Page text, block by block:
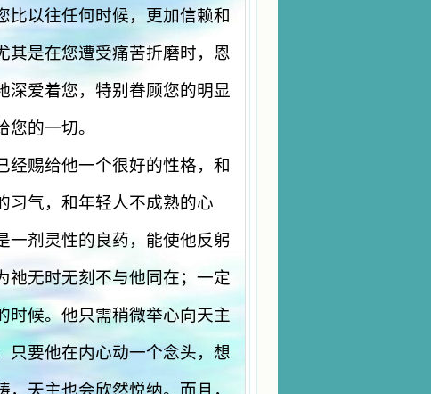
比以往任何时候，更加信赖和
其是在您遭受痛苦折磨时，恩
深爱着您，特别眷顾您的明显
的一切。
赐给他一个很好的性格，和
习气，和年轻人不成熟的心
一剂灵性的良药，能使他反躬
祂无时无刻不与他同在；一定
时候。他只需稍微举心向天主
只要他在内心动一个念头，想
天主也会欣然悦纳。而且，